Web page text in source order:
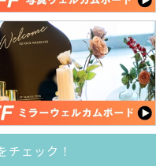
チェック！